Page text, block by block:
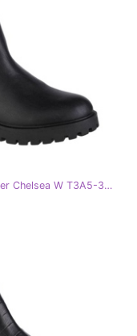
Čizme Tommy Hilfiger Chelsea W T3A5-31198-0289999 crna